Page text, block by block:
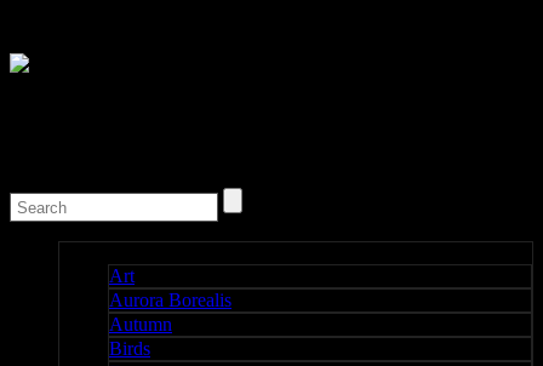
Art
Aurora Borealis
Autumn
Birds